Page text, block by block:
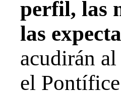
perfil, las
las
acudirán
el